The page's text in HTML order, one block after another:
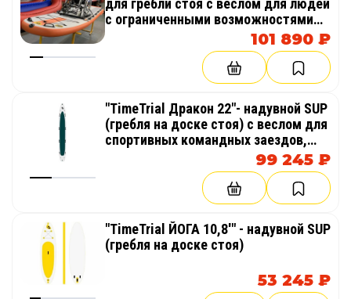
для гребли стоя с веслом для людей
с ограниченными возможностями
101 890 ₽
"TimeTrial Дракон 22"- надувной SUP
(гребля на доске стоя) с веслом для
спортивных командных заездов,
99 245 ₽
"TimeTrial ЙОГА 10,8'" - надувной SUP
(гребля на доске стоя)
53 245 ₽